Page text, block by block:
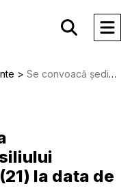
Se convoacă ședința extraordinară a Consiliului municipal Cahul nr.1(21) la data de 15.01.2026
la data de